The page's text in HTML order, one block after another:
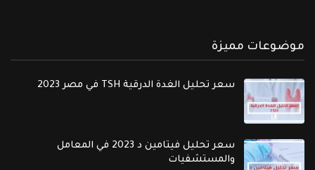
موضوعات مميزة
سعر تحليل الغدة الدرقية TSH في مصر 2023
سعر تحليل فيتامين د 2023 في المعامل
والمستشفيات